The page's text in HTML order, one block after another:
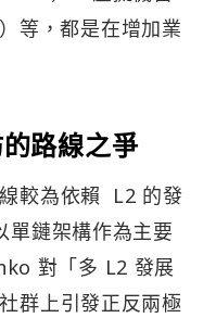
等，都是在增加業
路線之爭
較為依賴 L2 的發
單鏈架構作為主要
對「多 L2 發展
群上引發正反兩極